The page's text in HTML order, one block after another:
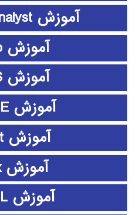
آموزش Frontier Analyst
آموزش github
آموزش HFSS
آموزش HSPICE
آموزش L-Edit
آموزش Latex
آموزش LISREL